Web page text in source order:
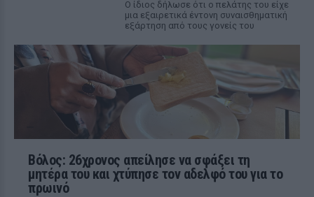
Ο ίδιος δήλωσε ότι ο πελάτης του είχε
μια εξαιρετικά έντονη συναισθηματική
εξάρτηση από τους γονείς του
Βόλος: 26χρονος απείλησε να σφάξει τη
μητέρα του και χτύπησε τον αδελφό του για το
πρωινό